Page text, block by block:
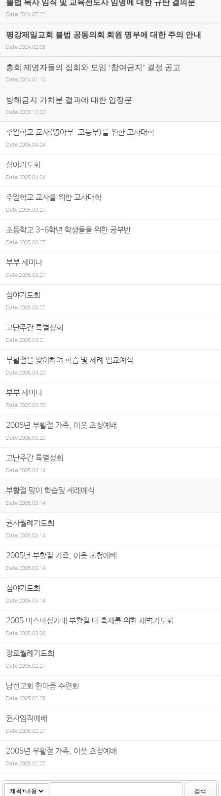
불법 목사 임직 및 교육전도사 임명에 대한 규탄 결의문
Date 2024.07.22
평강제일교회 불법 공동의회 회원 명부에 대한 주의 안내
Date 2024.02.06
총회 제명자들의 집회와 모임 ‘참여금지’ 결정 공고
Date 2024.01.10
방해금지 가처분 결과에 대한 입장문
Date 2023.12.02
주일학교 교사(영아부-고등부)를 위한 교사대학
Date2005.04.04
심야기도회
Date2005.04.04
주일학교 교사를 위한 교사대학
Date2005.03.27
초등학교 3-6학년 학생들을 위한 공부반
Date2005.03.27
부부 세미나
Date2005.03.27
심야기도회
Date2005.03.27
고난주간 특별성회
Date2005.03.21
부활절을 맞이하여 학습 및 세례 입교예식
Date2005.03.20
부부 세미나
Date2005.03.20
2005년 부활절 가족, 이웃 초청예배
Date2005.03.20
고난주간 특별성회
Date2005.03.14
부활절 맞이 학습및 세례예식
Date 2005.03.14
권사월례기도회
Date2005.03.14
2005년 부활절 가족, 이웃 초청예배
Date2005.03.14
심야기도회
Date2005.03.14
2005 미스바성가대 부활절 대 축제를 위한 새벽기도회
Date2005.03.06
장로월례기도회
Date2005.02.27
남선교회 한마음 수련회
Date2005.02.28
권사임직예배
Date2005.02.27
2005년 부활절 가족, 이웃 초청예배
Date2005.02.27
검색